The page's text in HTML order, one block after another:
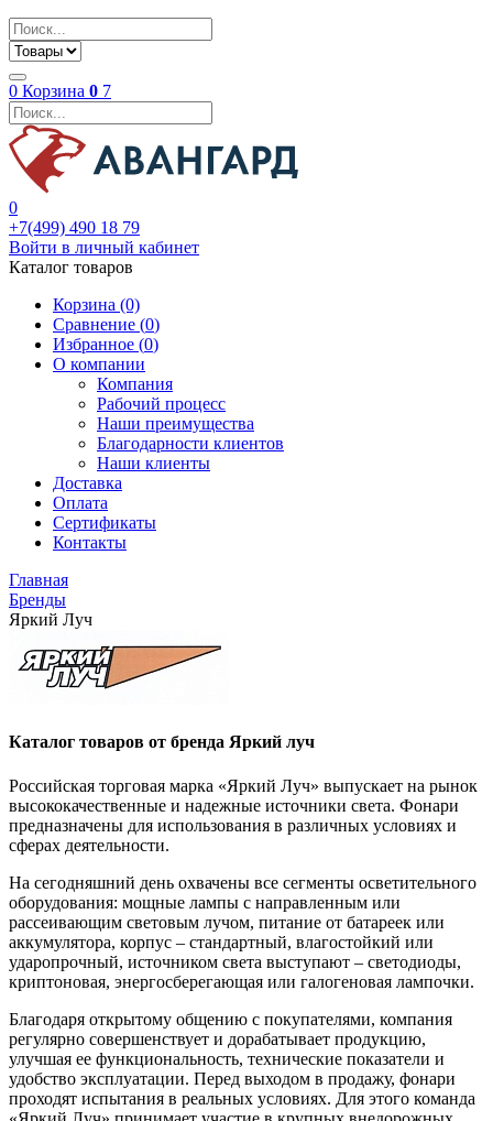
0 Корзина 0 7
0
+7(499) 490 18 79
Войти в личный кабинет
Каталог товаров
Корзина (0)
Сравнение (0)
Избранное (0)
О компании
Компания
Рабочий процесс
Наши преимущества
Благодарности клиентов
Наши клиенты
Доставка
Оплата
Сертификаты
Контакты
Главная
Бренды
Яркий Луч
Каталог товаров от бренда Яркий луч
Российская торговая марка «Яркий Луч» выпускает на рынок
высококачественные и надежные источники света. Фонари
предназначены для использования в различных условиях и
сферах деятельности.
На сегодняшний день охвачены все сегменты осветительного
оборудования: мощные лампы с направленным или
рассеивающим световым лучом, питание от батареек или
аккумулятора, корпус – стандартный, влагостойкий или
ударопрочный, источником света выступают – светодиоды,
криптоновая, энергосберегающая или галогеновая лампочки.
Благодаря открытому общению с покупателями, компания
регулярно совершенствует и дорабатывает продукцию,
улучшая ее функциональность, технические показатели и
удобство эксплуатации. Перед выходом в продажу, фонари
проходят испытания в реальных условиях. Для этого команда